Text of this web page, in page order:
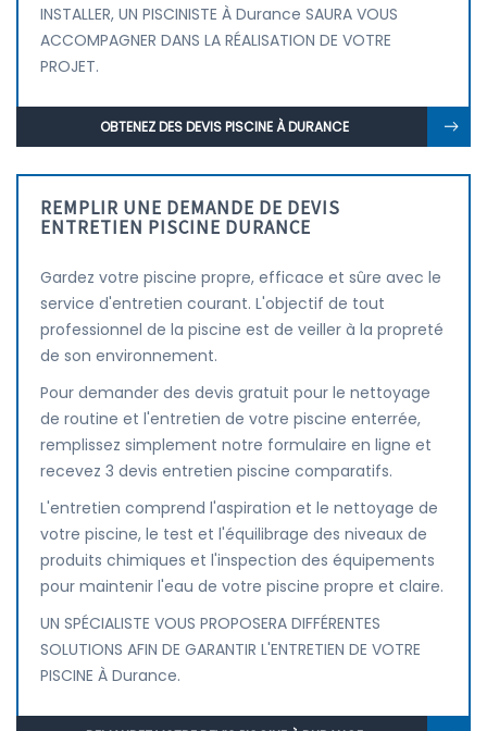
INSTALLER, UN PISCINISTE À Durance SAURA VOUS
ACCOMPAGNER DANS LA RÉALISATION DE VOTRE
PROJET.
OBTENEZ DES DEVIS PISCINE À DURANCE
REMPLIR UNE DEMANDE DE DEVIS
ENTRETIEN PISCINE DURANCE
Gardez votre piscine propre, efficace et sûre avec le
service d'entretien courant. L'objectif de tout
professionnel de la piscine est de veiller à la propreté
de son environnement.
Pour demander des devis gratuit pour le nettoyage
de routine et l'entretien de votre piscine enterrée,
remplissez simplement notre formulaire en ligne et
recevez 3 devis entretien piscine comparatifs.
L'entretien comprend l'aspiration et le nettoyage de
votre piscine, le test et l'équilibrage des niveaux de
produits chimiques et l'inspection des équipements
pour maintenir l'eau de votre piscine propre et claire.
UN SPÉCIALISTE VOUS PROPOSERA DIFFÉRENTES
SOLUTIONS AFIN DE GARANTIR L'ENTRETIEN DE VOTRE
PISCINE À Durance.